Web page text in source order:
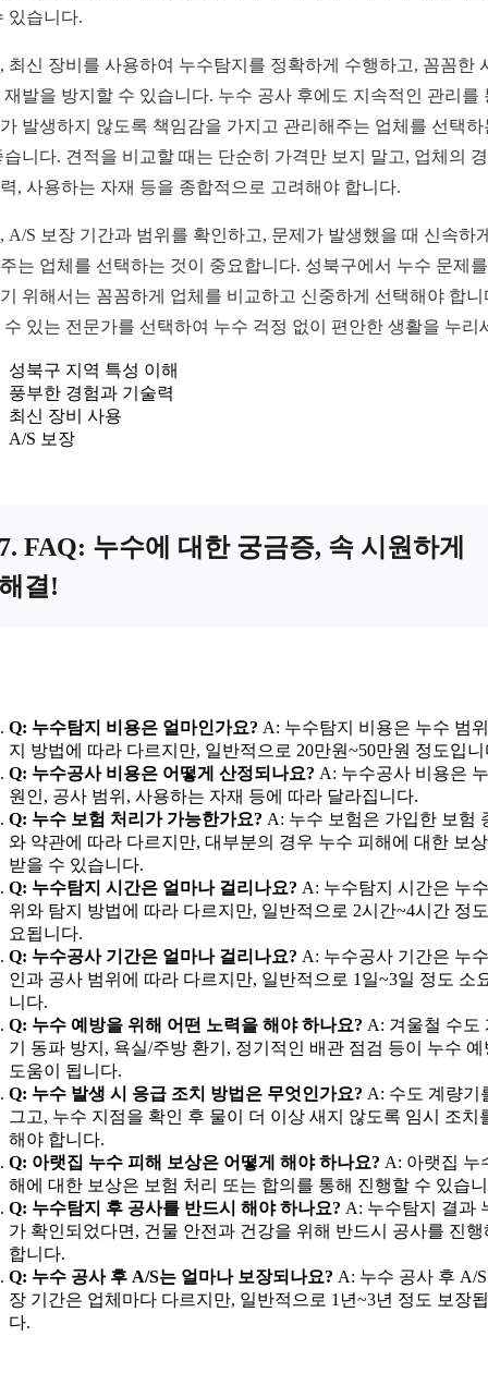
있습니다.
최신 장비를 사용하여 누수탐지를 정확하게 수행하고, 꼼꼼한
재발을 방지할 수 있습니다. 누수 공사 후에도 지속적인 관리를
발생하지 않도록 책임감을 가지고 관리해주는 업체를 선택하
습니다. 견적을 비교할 때는 단순히 가격만 보지 말고, 업체의
, 사용하는 자재 등을 종합적으로 고려해야 합니다.
A/S 보장 기간과 범위를 확인하고, 문제가 발생했을 때 신속하
는 업체를 선택하는 것이 중요합니다. 성북구에서 누수 문제
위해서는 꼼꼼하게 업체를 비교하고 신중하게 선택해야 합니
수 있는 전문가를 선택하여 누수 걱정 없이 편안한 생활을 누리
성북구 지역 특성 이해
풍부한 경험과 기술력
최신 장비 사용
A/S 보장
FAQ: 누수에 대한 궁금증, 속 시원하게
결!
Q: 누수탐지 비용은 얼마인가요? A: 누수탐지 비용은 누수 범
지 방법에 따라 다르지만, 일반적으로 20만원~50만원 정도입니
Q: 누수공사 비용은 어떻게 산정되나요? A: 누수공사 비용은
원인, 공사 범위, 사용하는 자재 등에 따라 달라집니다.
Q: 누수 보험 처리가 가능한가요? A: 누수 보험은 가입한 보험
와 약관에 따라 다르지만, 대부분의 경우 누수 피해에 대한 보
받을 수 있습니다.
Q: 누수탐지 시간은 얼마나 걸리나요? A: 누수탐지 시간은 누
위와 탐지 방법에 따라 다르지만, 일반적으로 2시간~4시간 정
요됩니다.
Q: 누수공사 기간은 얼마나 걸리나요? A: 누수공사 기간은 누
인과 공사 범위에 따라 다르지만, 일반적으로 1일~3일 정도 소
니다.
Q: 누수 예방을 위해 어떤 노력을 해야 하나요? A: 겨울철 수도
기 동파 방지, 욕실/주방 환기, 정기적인 배관 점검 등이 누수 예
도움이 됩니다.
Q: 누수 발생 시 응급 조치 방법은 무엇인가요? A: 수도 계량기
그고, 누수 지점을 확인 후 물이 더 이상 새지 않도록 임시 조치
해야 합니다.
Q: 아랫집 누수 피해 보상은 어떻게 해야 하나요? A: 아랫집 누
해에 대한 보상은 보험 처리 또는 합의를 통해 진행할 수 있습
Q: 누수탐지 후 공사를 반드시 해야 하나요? A: 누수탐지 결과
가 확인되었다면, 건물 안전과 건강을 위해 반드시 공사를 진행
합니다.
Q: 누수 공사 후 A/S는 얼마나 보장되나요? A: 누수 공사 후 A/
장 기간은 업체마다 다르지만, 일반적으로 1년~3년 정도 보장
다.